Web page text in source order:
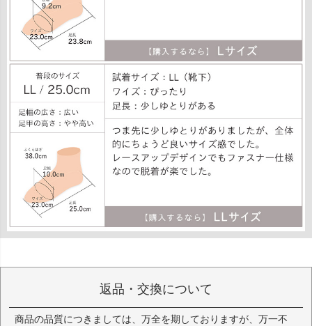
返品・交換について
商品の品質につきましては、万全を期しておりますが、万一不